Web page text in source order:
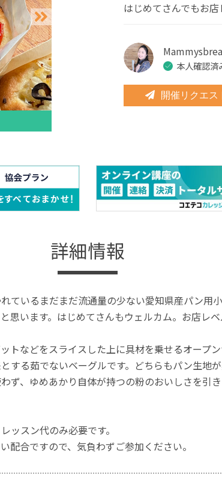
はじめてさんでもお
本人確認済
開催リクエス
詳細情報
ているまだまだ流通量の少ない愛知県産パン用
思います。はじめてさんもウェルカム。お店レ
トなどをスライスした上に具材を乗せるオープ
する茹でないベーグルです。どちらもパン生地
ず、ゆめあかり自体が持つの粉のおいしさを引
ッスン代のみ必要です。
配合ですので、気負わずご参加ください。